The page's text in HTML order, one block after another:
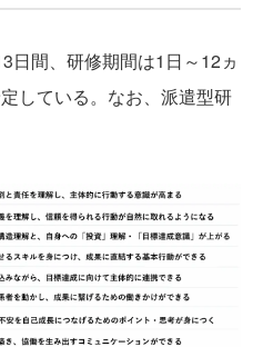
間、研修期間は1日～12ヵ
している。なお、派遣型研